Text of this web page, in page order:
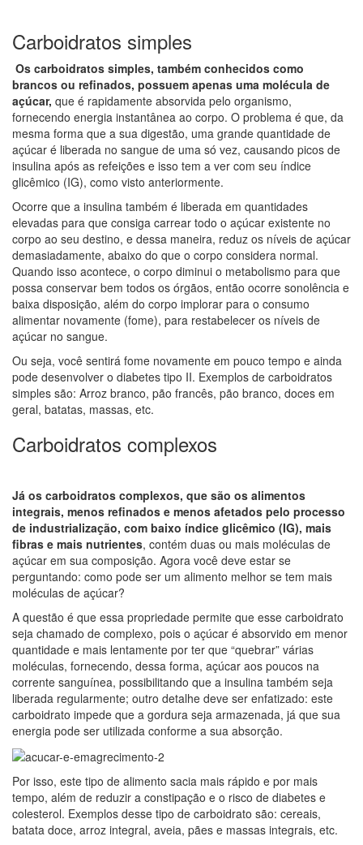
Carboidratos simples
Os carboidratos simples, também conhecidos como
brancos ou refinados, possuem apenas uma molécula de
açúcar, que é rapidamente absorvida pelo organismo,
fornecendo energia instantânea ao corpo. O problema é que, da
mesma forma que a sua digestão, uma grande quantidade de
açúcar é liberada no sangue de uma só vez, causando picos de
insulina após as refeições e isso tem a ver com seu índice
glicêmico (IG), como visto anteriormente.
Ocorre que a insulina também é liberada em quantidades
elevadas para que consiga carrear todo o açúcar existente no
corpo ao seu destino, e dessa maneira, reduz os níveis de açúcar
demasiadamente, abaixo do que o corpo considera normal.
Quando isso acontece, o corpo diminui o metabolismo para que
possa conservar bem todos os órgãos, então ocorre sonolência e
baixa disposição, além do corpo implorar para o consumo
alimentar novamente (fome), para restabelecer os níveis de
açúcar no sangue.
Ou seja, você sentirá fome novamente em pouco tempo e ainda
pode desenvolver o diabetes tipo II. Exemplos de carboidratos
simples são: Arroz branco, pão francês, pão branco, doces em
geral, batatas, massas, etc.
Carboidratos complexos
Já os carboidratos complexos, que são os alimentos
integrais, menos refinados e menos afetados pelo processo
de industrialização, com baixo índice glicêmico (IG), mais
fibras e mais nutrientes, contém duas ou mais moléculas de
açúcar em sua composição. Agora você deve estar se
perguntando: como pode ser um alimento melhor se tem mais
moléculas de açúcar?
A questão é que essa propriedade permite que esse carboidrato
seja chamado de complexo, pois o açúcar é absorvido em menor
quantidade e mais lentamente por ter que “quebrar” várias
moléculas, fornecendo, dessa forma, açúcar aos poucos na
corrente sanguínea, possibilitando que a insulina também seja
liberada regularmente; outro detalhe deve ser enfatizado: este
carboidrato impede que a gordura seja armazenada, já que sua
energia pode ser utilizada conforme a sua absorção.
Por isso, este tipo de alimento sacia mais rápido e por mais
tempo, além de reduzir a constipação e o risco de diabetes e
colesterol. Exemplos desse tipo de carboidrato são: cereais,
batata doce, arroz integral, aveia, pães e massas integrais, etc.